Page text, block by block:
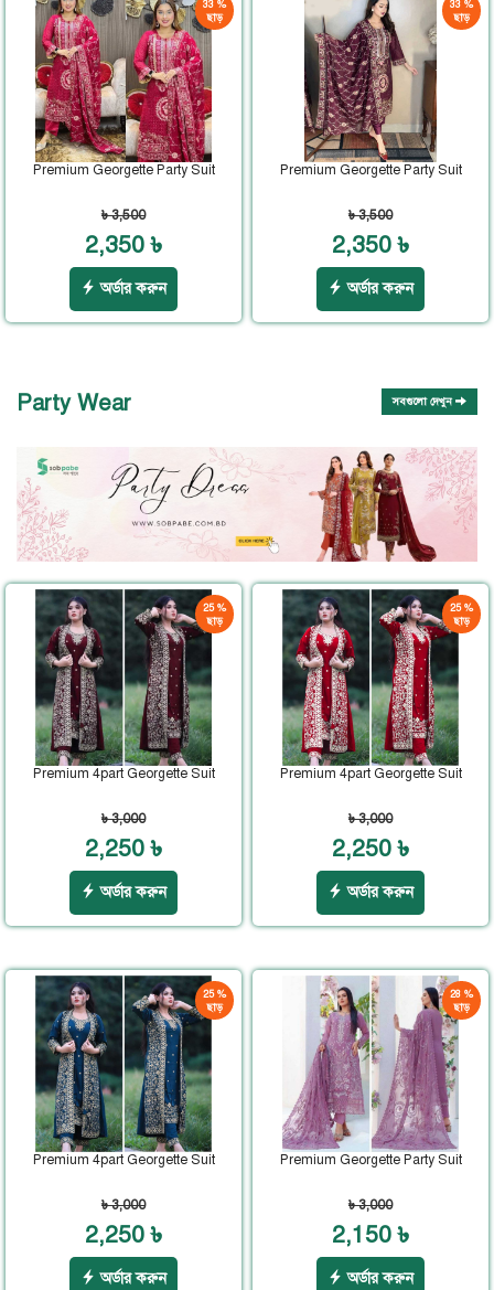
33 %
ছাড়
Premium Georgette Party Suit
৳ 3,500
2,350 ৳
অর্ডার করুন
33 %
ছাড়
Premium Georgette Party Suit
৳ 3,500
2,350 ৳
অর্ডার করুন
Party Wear সবগুলো দেখুন
25 %
ছাড়
Premium 4part Georgette Suit
৳ 3,000
2,250 ৳
অর্ডার করুন
25 %
ছাড়
Premium 4part Georgette Suit
৳ 3,000
2,250 ৳
অর্ডার করুন
25 %
ছাড়
Premium 4part Georgette Suit
৳ 3,000
2,250 ৳
অর্ডার করুন
28 %
ছাড়
Premium Georgette Party Suit
৳ 3,000
2,150 ৳
অর্ডার করুন